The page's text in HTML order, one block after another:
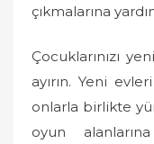
çıkmalarına
Çocuklarınızı
ayırın. Yeni
onlarla birlikte
oyun